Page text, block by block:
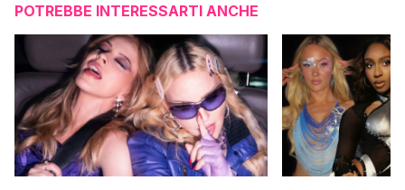
POTREBBE INTERESSARTI ANCHE